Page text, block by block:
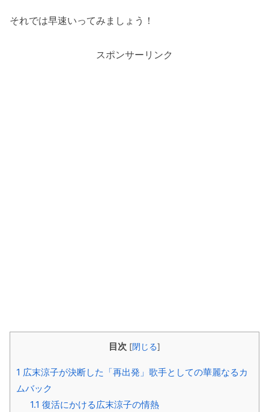
それでは早速いってみましょう！
スポンサーリンク
目次 [閉じる]
1 広末涼子が決断した「再出発」歌手としての華麗なるカ
ムバック
1.1 復活にかける広末涼子の情熱